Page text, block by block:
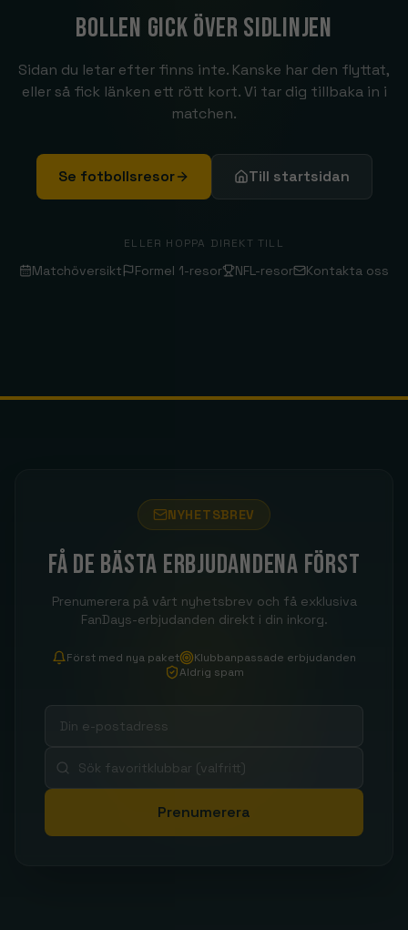
Bollen gick över sidlinjen
Sidan du letar efter finns inte. Kanske har den flyttat,
eller så fick länken ett rött kort. Vi tar dig tillbaka in i
matchen.
Se fotbollsresor Till startsidan
ELLER HOPPA DIREKT TILL
Matchöversikt Formel 1-resor NFL-resor Kontakta oss
NYHETSBREV
Få de bästa erbjudandena först
Prenumerera på vårt nyhetsbrev och få exklusiva
FanDays-erbjudanden direkt i din inkorg.
Först med nya paket
Klubbanpassade erbjudanden
Aldrig spam
Prenumerera